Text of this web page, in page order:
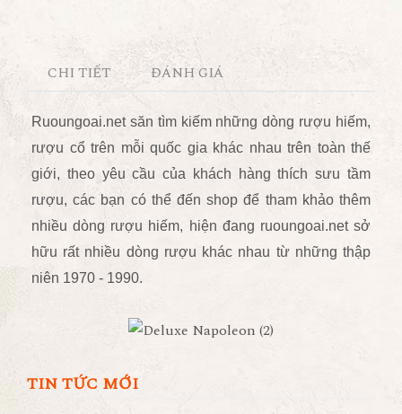
CHI TIẾT ĐÁNH GIÁ
Ruoungoai.netsăn tìm kiếm những dòng rượu hiếm,
rượu cổ trên mỗi quốc gia khác nhau trên toàn thế
giới, theo yêu cầu của khách hàng thích sưu tầm
rượu, các bạn có thể đến shop để tham khảo thêm
nhiều dòng rượu hiếm, hiện đang ruoungoai.net sở
hữu rất nhiều dòng rượu khác nhau từ những thập
niên 1970 - 1990.
TIN TỨC MỚI